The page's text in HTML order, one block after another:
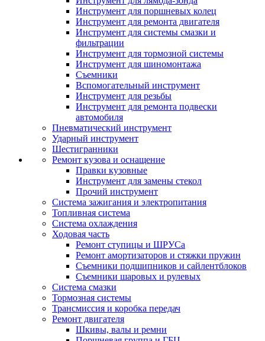
Инструмент для поршневых колец
Инструмент для ремонта двигателя
Инструмент для системы смазки и
фильтрации
Инструмент для тормозной системы
Инструмент для шиномонтажа
Съемники
Вспомогательный инструмент
Инструмент для резьбы
Инструмент для ремонта подвески
автомобиля
Пневматический инструмент
Ударный инструмент
Шестигранники
Ремонт кузова и оснащение
Правки кузовные
Инструмент для замены стекол
Прочий инструмент
Система зажигания и электропитания
Топливная система
Система охлаждения
Ходовая часть
Ремонт ступицы и ШРУСа
Ремонт амортизаторов и стяжки пружин
Съемники подшипников и сайлентблоков
Съемники шаровых и рулевых
Система смазки
Тормозная системы
Трансмиссия и коробка передач
Ремонт двигателя
Шкивы, валы и ремни